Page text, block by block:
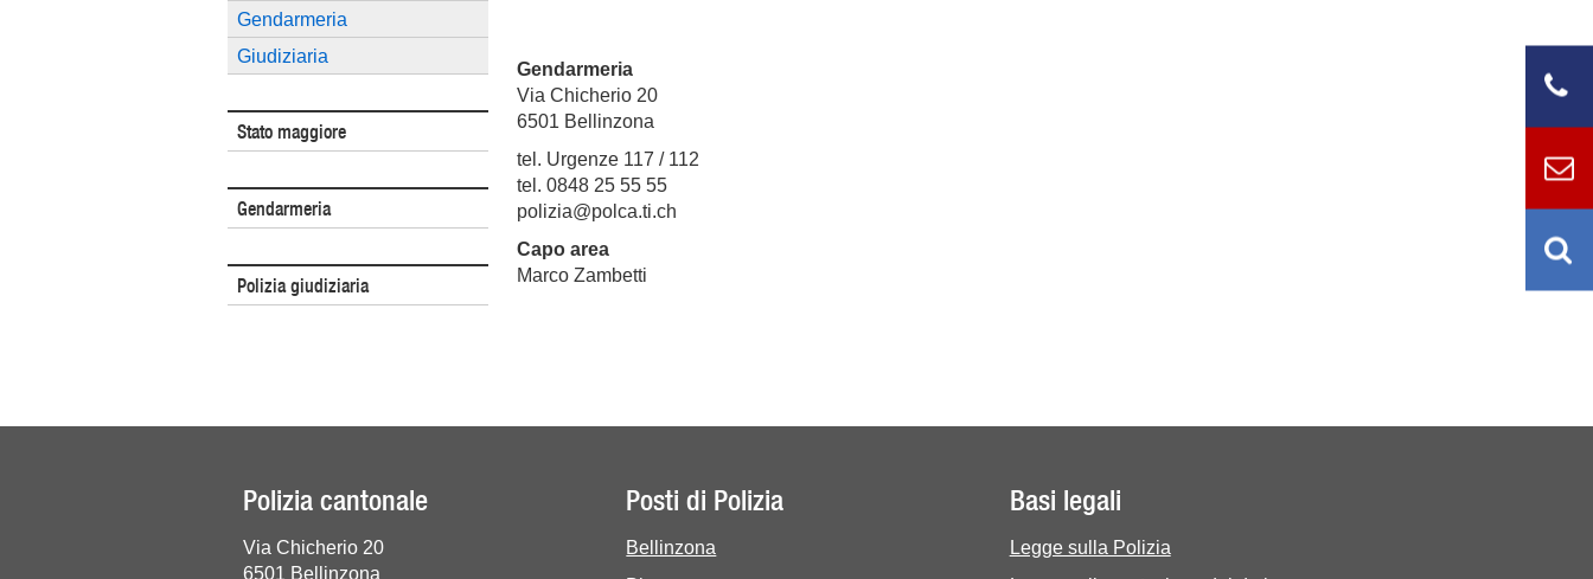
Gendarmeria
Giudiziaria
Stato maggiore
Gendarmeria
Polizia giudiziaria
Gendarmeria
Via Chicherio 20
6501 Bellinzona
tel. Urgenze 117 / 112
tel. 0848 25 55 55
polizia@polca.ti.ch
Capo area
Marco Zambetti
Polizia cantonale
Via Chicherio 20
6501 Bellinzona
Posti di Polizia
Bellinzona
Basi legali
Legge sulla Polizia